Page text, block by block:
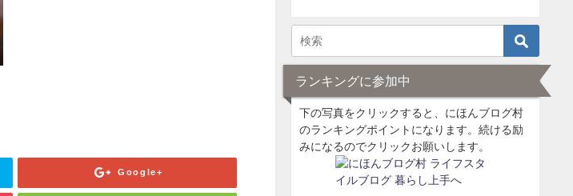
Google+
ランキングに参加中
下の写真をクリックすると、にほんブログ村
のランキングポイントになります。続ける励
みになるのでクリックお願いします。